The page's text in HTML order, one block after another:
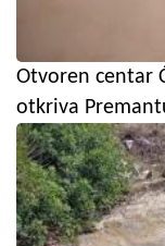
Otvoren centar
otkriva